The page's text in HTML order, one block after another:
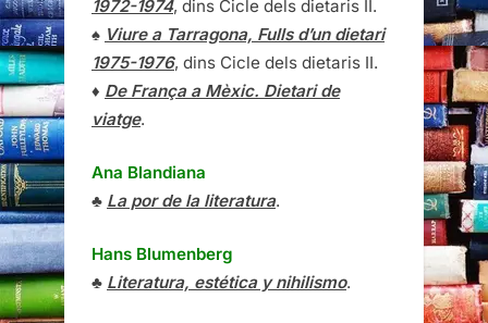
1972-1974, dins Cicle dels dietaris II.
♠ Viure a Tarragona, Fulls d’un dietari
1975-1976, dins Cicle dels dietaris II.
♦ De França a Mèxic. Dietari de
viatge.
Ana Blandiana
♣ La por de la literatura.
Hans Blumenberg
♣ Literatura, estética y nihilismo.